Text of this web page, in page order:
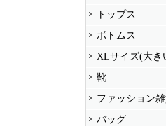
トップス
ボトムス
XLサイズ(大き
靴
ファッション
バッグ